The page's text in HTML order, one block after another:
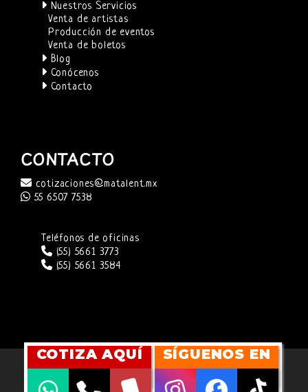
Nuestros Servicios
Venta de artistas
Producción de eventos
Venta de boletos
Blog
Conócenos
Contacto
CONTACTO
cotizaciones@matalent.mx
55 6507 7538
Teléfonos de oficinas
(55) 5661 3773
(55) 5661 3584
SITIO WEB DESARROLLADO POR
CUBITMARKETING
COTIZA AQUÍ SÍGUENOS EN